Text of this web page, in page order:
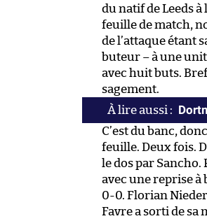
du natif de Leeds à
feuille de match,
de l’attaque étant
buteur – à une
avec huit buts.
sagement.
C’est du banc,
feuille. Deux fois.
le dos par
avec une reprise à
0-0. Florian
Favre a sorti de sa